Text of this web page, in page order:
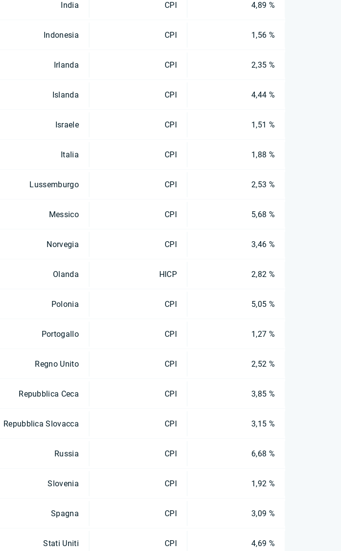
India CPI 4,89 %
Indonesia CPI 1,56 %
Irlanda CPI 2,35 %
Islanda CPI 4,44 %
Israele CPI 1,51 %
Italia CPI 1,88 %
Lussemburgo CPI 2,53 %
Messico CPI 5,68 %
Norvegia CPI 3,46 %
Olanda HICP 2,82 %
Polonia CPI 5,05 %
Portogallo CPI 1,27 %
Regno Unito CPI 2,52 %
Repubblica Ceca CPI 3,85 %
Repubblica Slovacca CPI 3,15 %
Russia CPI 6,68 %
Slovenia CPI 1,92 %
Spagna CPI 3,09 %
Stati Uniti CPI 4,69 %